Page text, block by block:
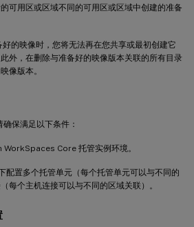
可用区或区域不同的可用区或区域中创建的准备
好的映像时，您将无法再在您共享或最初创建它
外，在删除与准备好的映像版本关联的所有目录
像版本。
保满足以下条件：
Core 托管实例环境。
配置多个托管单元（每个托管单元可以与不同的
每个主机连接可以与不同的区域关联）。